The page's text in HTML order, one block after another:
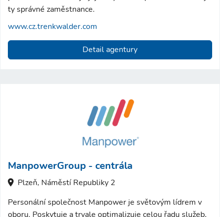
ty správné zaměstnance.
www.cz.trenkwalder.com
Detail agentury
ManpowerGroup - centrála
Plzeň, Náměstí Republiky 2
Personální společnost Manpower je světovým lídrem v
oboru. Poskytuje a trvale optimalizuje celou řadu služeb,